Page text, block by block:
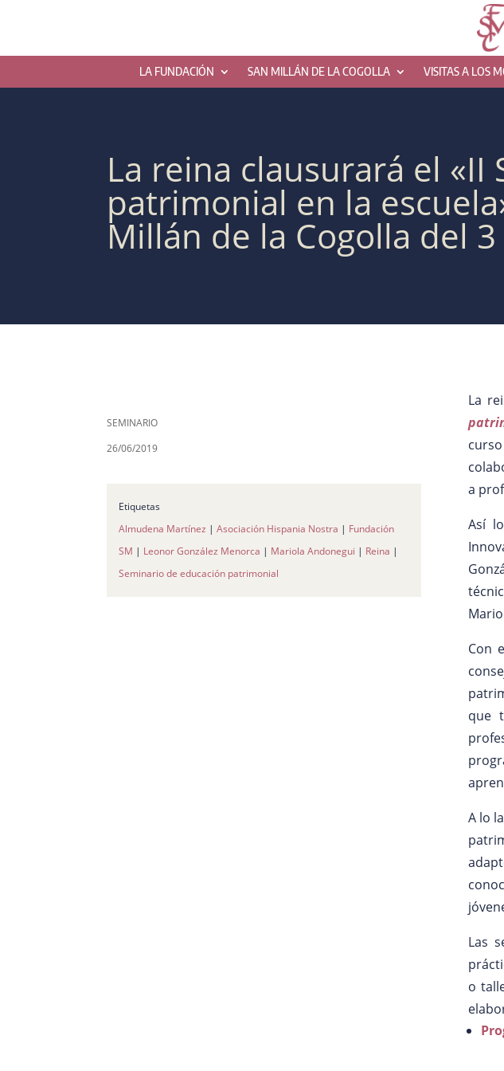
LA FUNDACIÓN SAN MILLÁN DE LA COGOLLA VISITAS A LOS
La reina clausurará el
patrimonial en la
Millán de la Cogolla del
SEMINARIO
26/06/2019
Etiquetas
Almudena Martínez |Asociación Hispania Nostra | Fundación
SM | Leonor González Menorca | Mariola Andonegui | Reina |
Seminario de educación patrimonial
La
a
Así
Con
que
A lo
Las
o